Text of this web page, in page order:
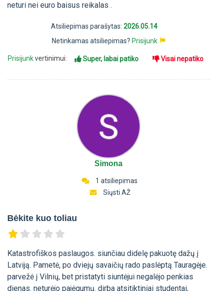
neturi nei euro baisus reikalas .
Atsiliepimas parašytas: 2026.05.14
Netinkamas atsiliepimas? Prisijunk
Prisijunkvertinimui: Super, labai patiko Visai nepatiko
Simona
1 atsiliepimas
Siųsti AŽ
Bėkite kuo toliau
Katastrofiškos paslaugos. siunčiau didelę pakuotę dažų į
Latviją. Pametė, po dviejų savaičių rado paslėptą Tauragėje.
parvežė į Vilnių, bet pristatyti siuntėjui negalėjo penkias
dienas. neturėjo pajėgumų. dirba atsitiktiniai studentai,